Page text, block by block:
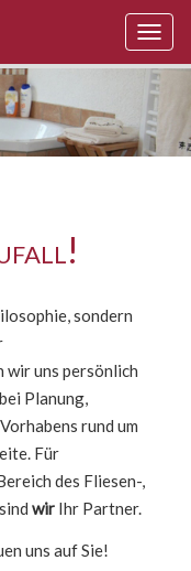
sondern
wir uns persönlich
Planung,
rund um
Für
des Fliesen-,
wir Ihr Partner.
uns auf Sie!